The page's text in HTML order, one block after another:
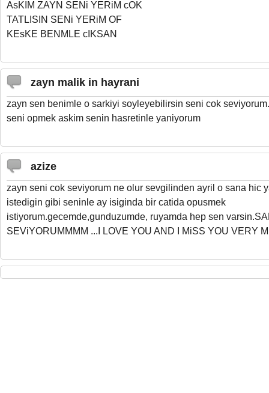
AsKIM ZAYN SENi YERiM cOK
TATLISIN SENi YERiM OF
KEsKE BENMLE cIKSAN
zayn malik in hayrani
zayn sen benimle o sarkiyi soyleyebilirsin seni cok
seni opmek askim senin hasretinle yaniyorum
azize
zayn seni cok seviyorum ne olur sevgilinden ayril o sana hic
istedigin gibi seninle ay isiginda bir catida opusmek
istiyorum.gecemde,gunduzumde, ruyamda hep sen
SEViYORUMMMM ...I LOVE YOU AND I MiSS YOU VERY